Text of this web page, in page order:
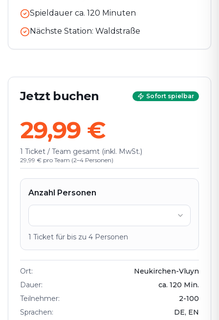
Spieldauer ca. 120 Minuten
Nächste Station: Waldstraße
Jetzt buchen Sofort spielbar
29,99 €
1 Ticket / Team gesamt (inkl. MwSt.)
29,99 € pro Team (2–4 Personen)
Anzahl Personen
1 Ticket für bis zu 4 Personen
Ort:
Neukirchen-Vluyn
Dauer: ca. 120 Min.
Teilnehmer: 2-100
Sprachen: DE, EN